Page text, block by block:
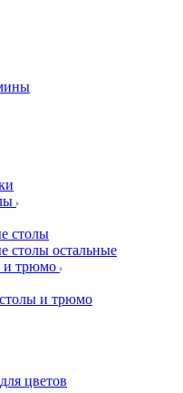
столы
столы остальные
и трюмо
и трюмо
цветов